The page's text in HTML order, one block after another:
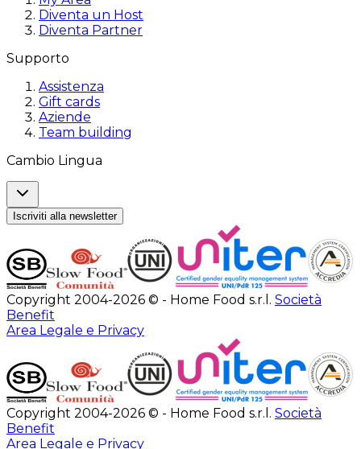
Diventa un Host
Diventa Partner
Supporto
Assistenza
Gift cards
Aziende
Team building
Cambio Lingua
Iscriviti alla newsletter
Copyright 2004-2026 © - Home Food s.r.l. Società
Benefit
Area Legale e Privacy
Copyright 2004-2026 © - Home Food s.r.l. Società
Benefit
Area Legale e Privacy